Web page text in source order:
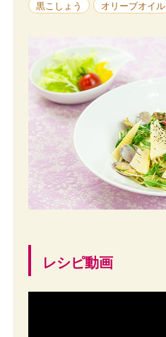
黒こしょう オリーブオイル
レシピ動画